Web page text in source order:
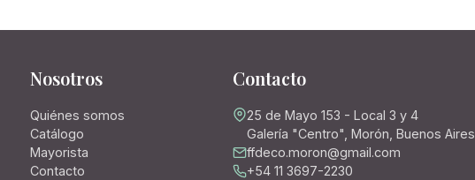
Nosotros
Quiénes somos
Catálogo
Mayorista
Contacto
Contacto
25 de Mayo 153 - Local 3 y 4
Galería "Centro", Morón, Buenos Aires
ffdeco.moron@gmail.com
+54 11 3697-2230